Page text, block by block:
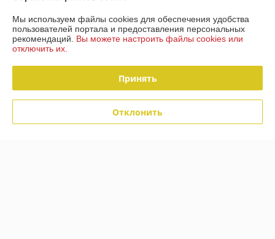
О нас
Контакты
График работы
Мы используем файлы cookies для обеспечения удобства
пользователей портала и предоставления персональных
рекомендаций. Вы можете настроить файлы cookies или
отключить их.
Принять
Отклонить